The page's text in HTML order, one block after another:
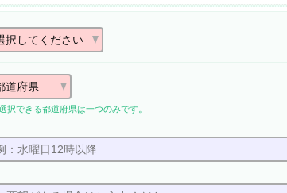
択できる都道府県は一つのみです。